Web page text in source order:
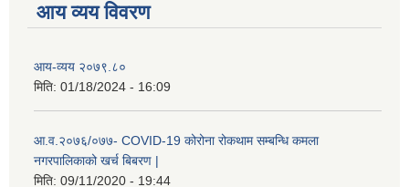
आय व्यय विवरण
आय-व्यय २०७९.८०
मिति: 01/18/2024 - 16:09
आ.व.२०७६/०७७- COVID-19 कोरोना रोकथाम सम्बन्धि कमला
नगरपालिकाको खर्च बिबरण |
मिति: 09/11/2020 - 19:44